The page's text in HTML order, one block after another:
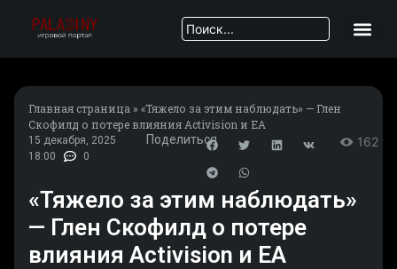
Главная страница » «Тяжело за этим наблюдать» — Глен
Скофилд о потере влияния Activision и EA
15 декабря, 2025
18:00
0
Поделиться 162
«Тяжело за этим наблюдать»
— Глен Скофилд о потере
влияния Activision и EA